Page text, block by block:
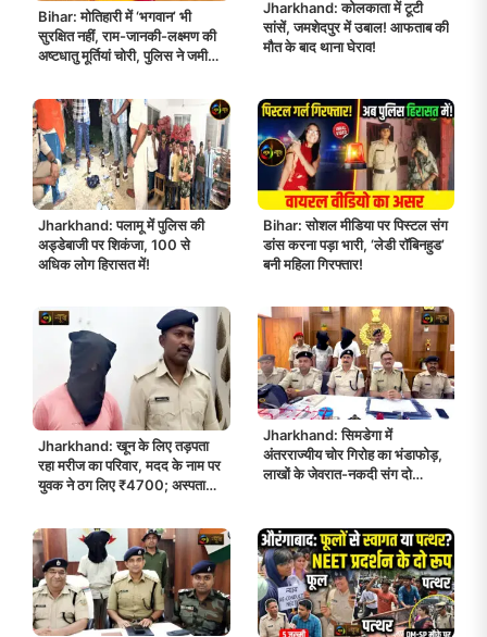
Bihar: मोतिहारी में ‘भगवान’ भी
सुरक्षित नहीं, राम-जानकी-लक्ष्मण की
अष्टधातु मूर्तियां चोरी, पुलिस ने जमीन
Jharkhand: कोलकाता में टूटी
सांसें, जमशेदपुर में उबाल! आफताब की
मौत के बाद थाना घेराव!
Jharkhand: पलामू में पुलिस की
अड्डेबाजी पर शिकंजा, 100 से
अधिक लोग हिरासत में!
Bihar: सोशल मीडिया पर पिस्टल संग
डांस करना पड़ा भारी, ‘लेडी रॉबिनहुड’
बनी महिला गिरफ्तार!
Jharkhand: खून के लिए तड़पता
रहा मरीज का परिवार, मदद के नाम पर
युवक ने ठग लिए ₹4700; अस्पताल
Jharkhand: सिमडेगा में
अंतरराज्यीय चोर गिरोह का भंडाफोड़,
लाखों के जेवरात-नकदी संग दो